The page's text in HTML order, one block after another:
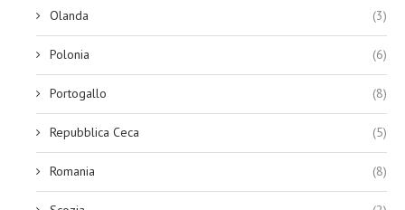
Olanda (3)
Polonia (6)
Portogallo (8)
Repubblica Ceca (5)
Romania (8)